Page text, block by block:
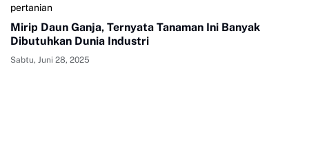
pertanian
Mirip Daun Ganja, Ternyata Tanaman Ini Banyak
Dibutuhkan Dunia Industri
Sabtu, Juni 28, 2025